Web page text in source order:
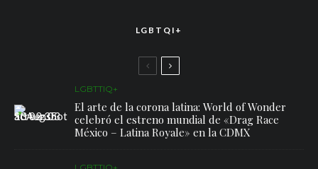
LGBTQI+
LGBTTIQ+
El arte de la corona latina: World of Wonder
celebró el estreno mundial de «Drag Race
México – Latina Royale» en la CDMX